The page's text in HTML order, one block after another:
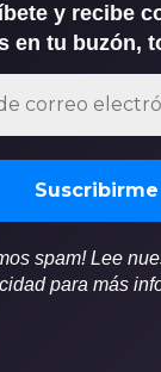
y recibe
en tu buzón,
spam! Lee
para más